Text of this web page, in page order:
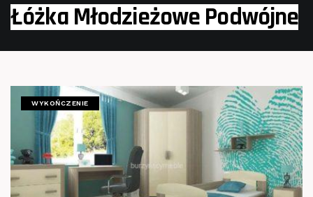
Łóżka Młodzieżowe Podwójne
WYKOŃCZENIE